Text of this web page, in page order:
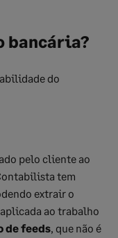
bancária?
do
pelo cliente ao
tem
extrair o
ao trabalho
de feeds, que não é